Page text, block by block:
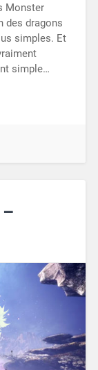
Monster
des dragons
simples. Et
simple…